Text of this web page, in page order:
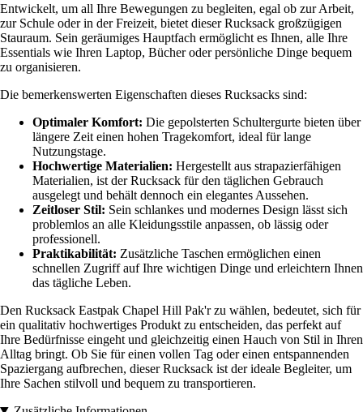
Entwickelt, um all Ihre Bewegungen zu begleiten, egal ob zur Arbeit,
zur Schule oder in der Freizeit, bietet dieser Rucksack großzügigen
Stauraum. Sein geräumiges Hauptfach ermöglicht es Ihnen, alle Ihre
Essentials wie Ihren Laptop, Bücher oder persönliche Dinge bequem
zu organisieren.
Die bemerkenswerten Eigenschaften dieses Rucksacks sind:
Optimaler Komfort: Die gepolsterten Schultergurte bieten über
längere Zeit einen hohen Tragekomfort, ideal für lange
Nutzungstage.
Hochwertige Materialien: Hergestellt aus strapazierfähigen
Materialien, ist der Rucksack für den täglichen Gebrauch
ausgelegt und behält dennoch ein elegantes Aussehen.
Zeitloser Stil: Sein schlankes und modernes Design lässt sich
problemlos an alle Kleidungsstile anpassen, ob lässig oder
professionell.
Praktikabilität: Zusätzliche Taschen ermöglichen einen
schnellen Zugriff auf Ihre wichtigen Dinge und erleichtern Ihnen
das tägliche Leben.
Den Rucksack Eastpak Chapel Hill Pak'r zu wählen, bedeutet, sich für
ein qualitativ hochwertiges Produkt zu entscheiden, das perfekt auf
Ihre Bedürfnisse eingeht und gleichzeitig einen Hauch von Stil in Ihren
Alltag bringt. Ob Sie für einen vollen Tag oder einen entspannenden
Spaziergang aufbrechen, dieser Rucksack ist der ideale Begleiter, um
Ihre Sachen stilvoll und bequem zu transportieren.